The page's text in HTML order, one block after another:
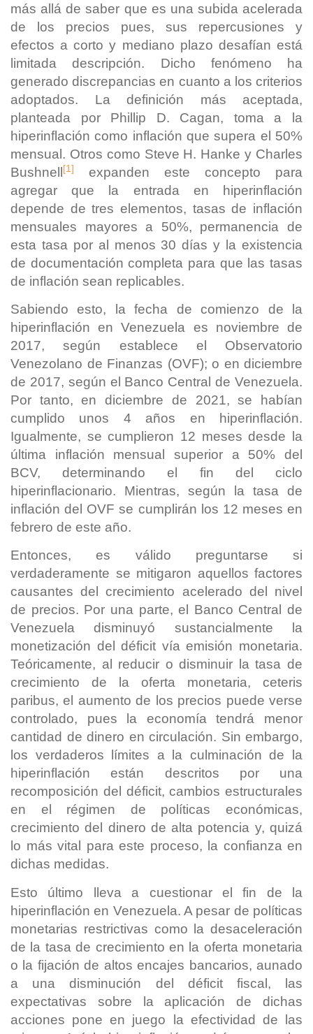
más allá de saber que es una subida acelerada
de los precios pues, sus repercusiones y
efectos a corto y mediano plazo desafían está
limitada descripción. Dicho fenómeno ha
generado discrepancias en cuanto a los criterios
adoptados. La definición más aceptada,
planteada por Phillip D. Cagan, toma a la
hiperinflación como inflación que supera el 50%
mensual. Otros como Steve H. Hanke y Charles
Bushnell[1]
expanden este concepto para
agregar que la entrada en hiperinflación
depende de tres elementos, tasas de inflación
mensuales mayores a 50%, permanencia de
esta tasa por al menos 30 días y la existencia
de documentación completa para que las tasas
de inflación sean replicables.
Sabiendo esto, la fecha de comienzo de la
hiperinflación en Venezuela es noviembre de
2017, según establece el Observatorio
Venezolano de Finanzas (OVF); o en diciembre
de 2017, según el Banco Central de Venezuela.
Por tanto, en diciembre de 2021, se habían
cumplido unos 4 años en hiperinflación.
Igualmente, se cumplieron 12 meses desde la
última inflación mensual superior a 50% del
BCV, determinando el fin del ciclo
hiperinflacionario. Mientras, según la tasa de
inflación del OVF se cumplirán los 12 meses en
febrero de este año.
Entonces, es válido preguntarse si
verdaderamente se mitigaron aquellos factores
causantes del crecimiento acelerado del nivel
de precios. Por una parte, el Banco Central de
Venezuela disminuyó sustancialmente la
monetización del déficit vía emisión monetaria.
Teóricamente, al reducir o disminuir la tasa de
crecimiento de la oferta monetaria, ceteris
paribus, el aumento de los precios puede verse
controlado, pues la economía tendrá menor
cantidad de dinero en circulación. Sin embargo,
los verdaderos límites a la culminación de la
hiperinflación están descritos por una
recomposición del déficit, cambios estructurales
en el régimen de políticas económicas,
crecimiento del dinero de alta potencia y, quizá
lo más vital para este proceso, la confianza en
dichas medidas.
Esto último lleva a cuestionar el fin de la
hiperinflación en Venezuela. A pesar de políticas
monetarias restrictivas como la desaceleración
de la tasa de crecimiento en la oferta monetaria
o la fijación de altos encajes bancarios, aunado
a una disminución del déficit fiscal, las
expectativas sobre la aplicación de dichas
acciones pone en juego la efectividad de las